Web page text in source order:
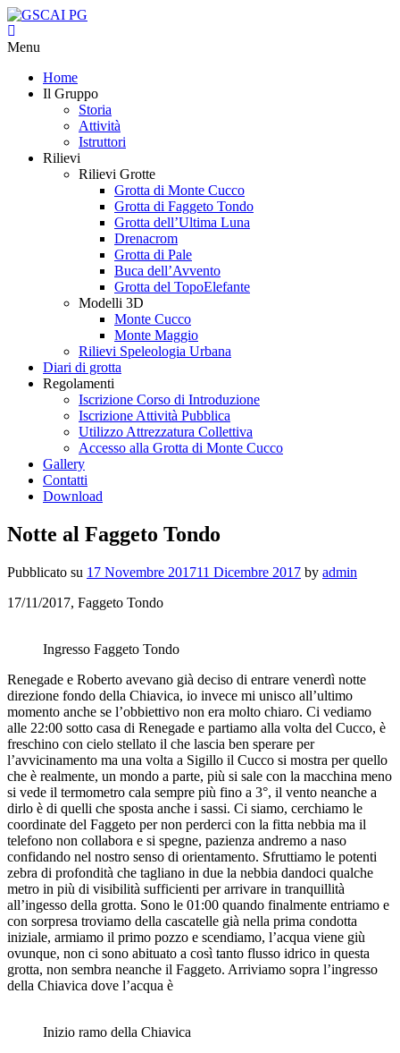
Menu
Home
Il Gruppo
Storia
Attività
Istruttori
Rilievi
Rilievi Grotte
Grotta di Monte Cucco
Grotta di Faggeto Tondo
Grotta dell’Ultima Luna
Drenacrom
Grotta di Pale
Buca dell’Avvento
Grotta del TopoElefante
Modelli 3D
Monte Cucco
Monte Maggio
Rilievi Speleologia Urbana
Diari di grotta
Regolamenti
Iscrizione Corso di Introduzione
Iscrizione Attività Pubblica
Utilizzo Attrezzatura Collettiva
Accesso alla Grotta di Monte Cucco
Gallery
Contatti
Download
Notte al Faggeto Tondo
Pubblicato su 17 Novembre 201711 Dicembre 2017 by admin
17/11/2017, Faggeto Tondo
Ingresso Faggeto Tondo
Renegade e Roberto avevano già deciso di entrare venerdì notte
direzione fondo della Chiavica, io invece mi unisco all’ultimo
momento anche se l’obbiettivo non era molto chiaro. Ci vediamo
alle 22:00 sotto casa di Renegade e partiamo alla volta del Cucco, è
freschino con cielo stellato il che lascia ben sperare per
l’avvicinamento ma una volta a Sigillo il Cucco si mostra per quello
che è realmente, un mondo a parte, più si sale con la macchina meno
si vede il termometro cala sempre più fino a 3°, il vento neanche a
dirlo è di quelli che sposta anche i sassi. Ci siamo, cerchiamo le
coordinate del Faggeto per non perderci con la fitta nebbia ma il
telefono non collabora e si spegne, pazienza andremo a naso
confidando nel nostro senso di orientamento. Sfruttiamo le potenti
zebra di profondità che tagliano in due la nebbia dandoci qualche
metro in più di visibilità sufficienti per arrivare in tranquillità
all’ingesso della grotta. Sono le 01:00 quando finalmente entriamo e
con sorpresa troviamo della cascatelle già nella prima condotta
iniziale, armiamo il primo pozzo e scendiamo, l’acqua viene giù
ovunque, non ci sono abituato a così tanto flusso idrico in questa
grotta, non sembra neanche il Faggeto. Arriviamo sopra l’ingresso
della Chiavica dove l’acqua è
Inizio ramo della Chiavica